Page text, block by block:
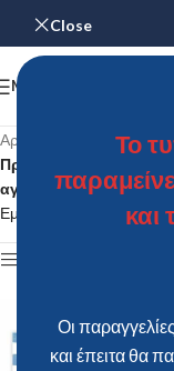
Close
Το
και
Οι
και έπειτα θα
MENU
Αρχική σελίδα
Προϊόντα με ετικέτα
αγόρι”
Εμφάνιση του